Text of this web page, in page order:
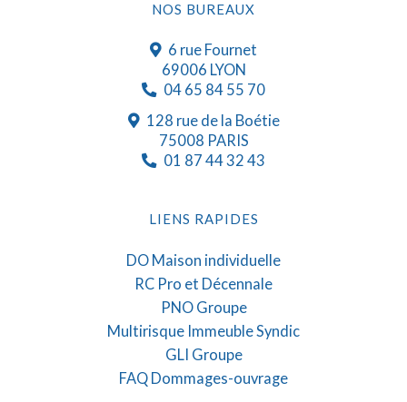
NOS BUREAUX
6 rue Fournet
69006 LYON
04 65 84 55 70
128 rue de la Boétie
75008 PARIS
01 87 44 32 43
LIENS RAPIDES
DO Maison individuelle
RC Pro et Décennale
PNO Groupe
Multirisque Immeuble Syndic
GLI Groupe
FAQ Dommages-ouvrage